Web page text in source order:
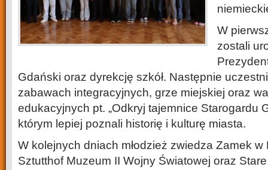
W
zostali
Gdański oraz dyrekcję szkół. Następnie
zabawach integracyjnych, grze miejskiej oraz
edukacyjnych pt. „Odkryj tajemnice Starogardu
którym lepiej poznali historię i kulturę miasta.
W kolejnych dniach młodzież zwiedza Zamek w
Sztutthof Muzeum II Wojny Światowej oraz